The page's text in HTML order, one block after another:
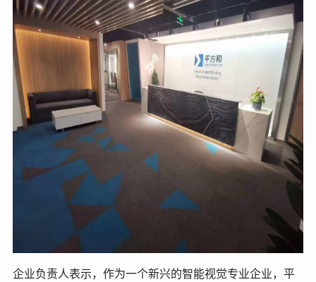
企业负责人表示，作为一个新兴的智能视觉专业企业，平